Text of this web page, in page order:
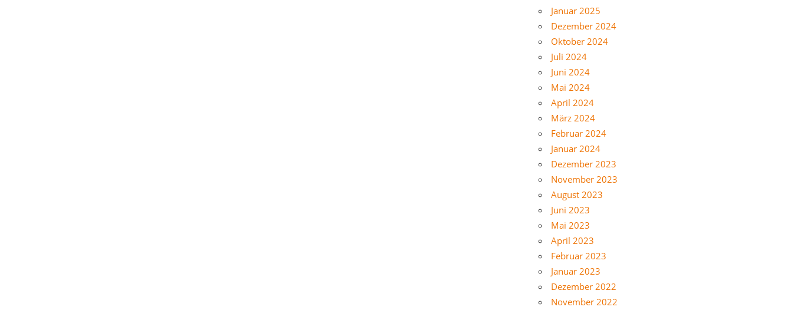
Januar 2025
Dezember 2024
Oktober 2024
Juli 2024
Juni 2024
Mai 2024
April 2024
März 2024
Februar 2024
Januar 2024
Dezember 2023
November 2023
August 2023
Juni 2023
Mai 2023
April 2023
Februar 2023
Januar 2023
Dezember 2022
November 2022